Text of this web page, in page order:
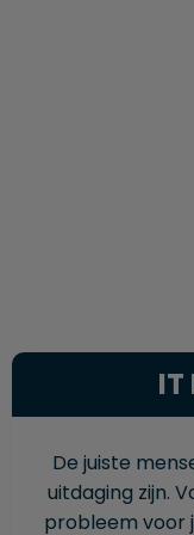
De juiste
uitdaging zijn.
probleem voor